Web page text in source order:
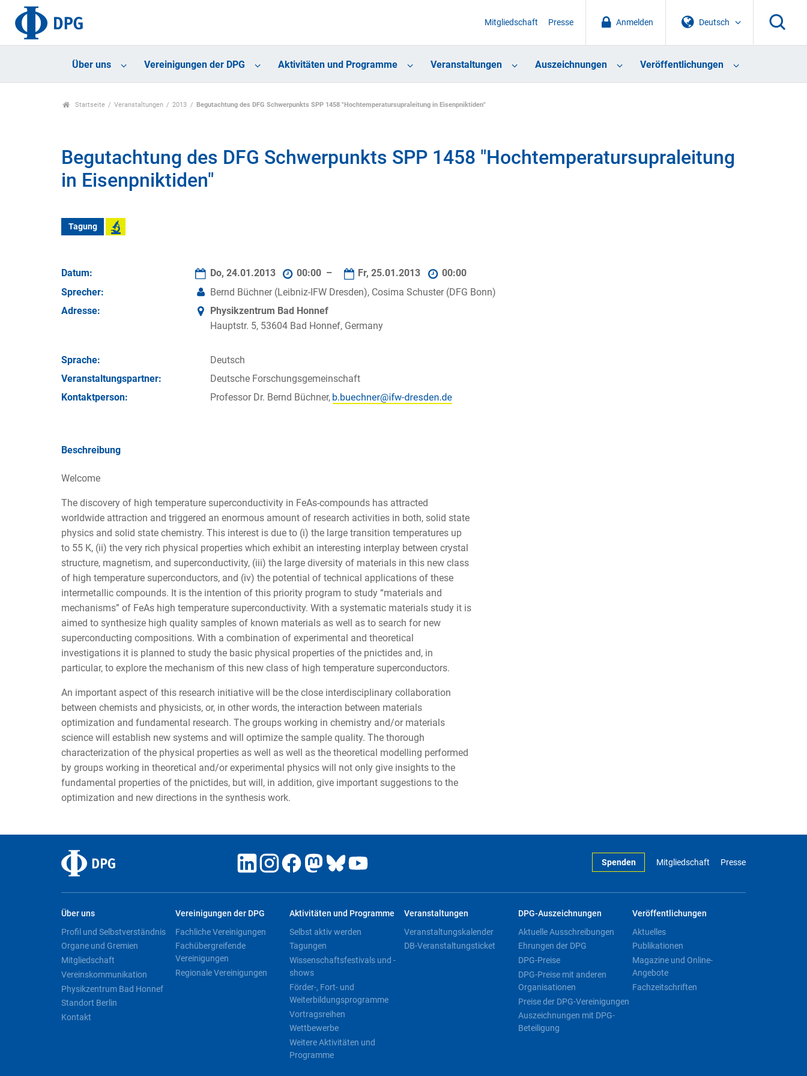
Deutsch
Anmelden
Mitgliedschaft Presse
Über uns Vereinigungen der DPG Aktivitäten und Programme Veranstaltungen Auszeichnungen Veröffentlichungen
Startseite Veranstaltungen 2013 Begutachtung des DFG Schwerpunkts SPP 1458 "Hochtemperatursupraleitung in Eisenpniktiden"
Begutachtung des DFG Schwerpunkts SPP 1458 "Hochtemperatursupraleitung
in Eisenpniktiden"
Tagung
Datum: Do, 24.01.2013 00:00 – Fr, 25.01.2013
00:00
Sprecher:
Bernd Büchner (Leibniz-IFW Dresden), Cosima Schuster (DFG Bonn)
Adresse:
Physikzentrum Bad Honnef
Hauptstr. 5, 53604 Bad Honnef, Germany
Sprache:
Deutsch
Veran­staltungs­partner:
Deutsche Forschungsgemeinschaft
Kontakt­person:
Professor Dr. Bernd Büchner,
Beschreibung
Welcome
The discovery of high temperature superconductivity in FeAs-compounds has attracted
worldwide attraction and triggered an enormous amount of research activities in both, solid state
physics and solid state chemistry. This interest is due to (i) the large transition temperatures up
to 55 K, (ii) the very rich physical properties which exhibit an interesting interplay between crystal
structure, magnetism, and superconductivity, (iii) the large diversity of materials in this new class
of high temperature superconductors, and (iv) the potential of technical applications of these
intermetallic compounds. It is the intention of this priority program to study “materials and
mechanisms” of FeAs high temperature superconductivity. With a systematic materials study it is
aimed to synthesize high quality samples of known materials as well as to search for new
superconducting compositions. With a combination of experimental and theoretical
investigations it is planned to study the basic physical properties of the pnictides and, in
particular, to explore the mechanism of this new class of high temperature superconductors.
An important aspect of this research initiative will be the close interdisciplinary collaboration
between chemists and physicists, or, in other words, the interaction between materials
optimization and fundamental research. The groups working in chemistry and/or materials
science will establish new systems and will optimize the sample quality. The thorough
characterization of the physical properties as well as well as the theoretical modelling performed
by groups working in theoretical and/or experimental physics will not only give insights to the
fundamental properties of the pnictides, but will, in addition, give important suggestions to the
optimization and new directions in the synthesis work.
Spenden Mitgliedschaft Presse
Über uns
Profil und Selbstverständnis
Organe und Gremien
Mitgliedschaft
Vereinskommunikation
Physikzentrum Bad Honnef
Standort Berlin
Kontakt
Vereinigungen der DPG
Fachliche Vereinigungen
Fachübergreifende
Vereinigungen
Regionale Vereinigungen
Aktivitäten und Programme
Selbst aktiv werden
Tagungen
Wissenschaftsfestivals und -
shows
Förder-, Fort- und
Weiterbildungsprogramme
Vortragsreihen
Wettbewerbe
Weitere Aktivitäten und
Programme
Veranstaltungen
Veranstaltungskalender
DB-Veranstaltungsticket
DPG-Auszeichnungen
Aktuelle Ausschreibungen
Ehrungen der DPG
DPG-Preise
DPG-Preise mit anderen
Organisationen
Preise der DPG-Vereinigungen
Auszeichnungen mit DPG-
Beteiligung
Veröffentlichungen
Aktuelles
Publikationen
Magazine und Online-
Angebote
Fachzeitschriften